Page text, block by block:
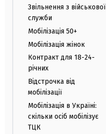
Звільнення з військової
служби
Мобілізація 50+
Мобілізація жінок
Контракт для 18-24-
річних
Відстрочка від
мобілізації
Мобілізація в Україні:
скільки осіб мобілізує
ТЦК